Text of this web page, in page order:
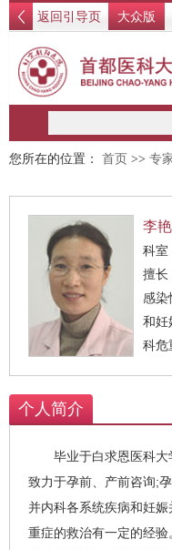
返回引导页 大众版
您所在的位置： 首页 >> 专
李
科室
擅长： 孕前、产前咨询；孕期
感染
和妊
科危
个人简介
毕业于白求恩医科大
致力于孕前、产前咨询;
并内科各系统疾病和妊
重症的救治有一定的经